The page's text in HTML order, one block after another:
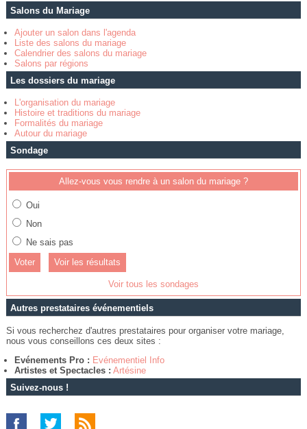
Salons du Mariage
Ajouter un salon dans l'agenda
Liste des salons du mariage
Calendrier des salons du mariage
Salons par régions
Les dossiers du mariage
L'organisation du mariage
Histoire et traditions du mariage
Formalités du mariage
Autour du mariage
Sondage
Allez-vous vous rendre à un salon du mariage ?
Oui
Non
Ne sais pas
Voir les résultats
Voir tous les sondages
Autres prestataires événementiels
Si vous recherchez d'autres prestataires pour organiser votre mariage,
nous vous conseillons ces deux sites :
Evénements Pro : Evénementiel Info
Artistes et Spectacles : Artésine
Suivez-nous !